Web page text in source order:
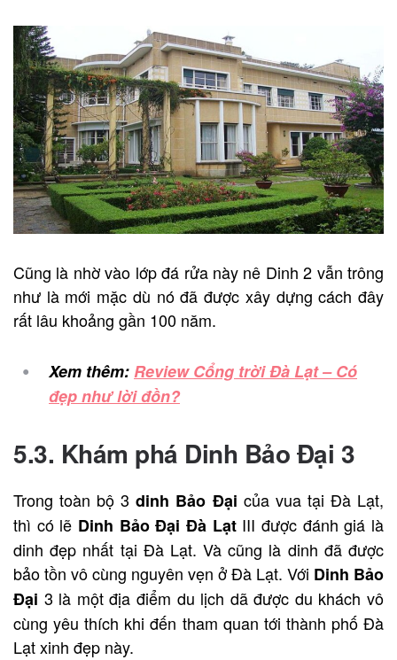
Cũng là nhờ vào lớp đá rửa này nê Dinh 2 vẫn trông
như là mới mặc dù nó đã được xây dựng cách đây
rất lâu khoảng gần 100 năm.
Xem thêm:Review Cổng trời Đà Lạt – Có
đẹp như lời đồn?
5.3. Khám phá Dinh Bảo Đại 3
Trong toàn bộ 3 dinh Bảo Đại của vua tại Đà Lạt,
thì có lẽ Dinh Bảo Đại Đà Lạt III được đánh giá là
dinh đẹp nhất tại Đà Lạt. Và cũng là dinh đã được
bảo tồn vô cùng nguyên vẹn ở Đà Lạt. Với Dinh Bảo
Đại 3 là một địa điểm du lịch dã được du khách vô
cùng yêu thích khi đến tham quan tới thành phố Đà
Lạt xinh đẹp này.